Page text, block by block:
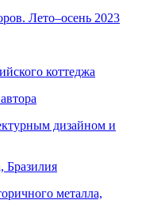
Лето–осень 2023
коттеджа
дизайном и
Бразилия
металла,